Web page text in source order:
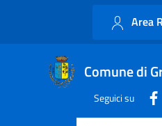
Area
Comune di
Seguici su